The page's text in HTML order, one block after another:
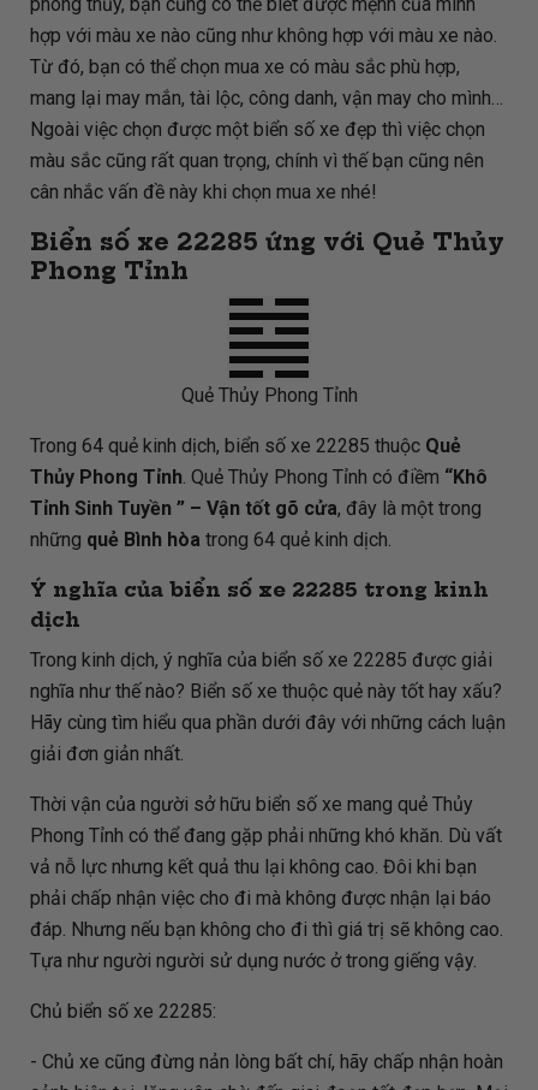
hợp với màu xe nào cũng như không hợp với màu xe nào.
Từ đó, bạn có thể chọn mua xe có màu sắc phù hợp,
mang lại may mắn, tài lộc, công danh, vận may cho mình…
Ngoài việc chọn được một biển số xe đẹp thì việc chọn
màu sắc cũng rất quan trọng, chính vì thế bạn cũng nên
cân nhắc vấn đề này khi chọn mua xe nhé!
Biển số xe 22285 ứng với Quẻ Thủy
Phong Tỉnh
Quẻ Thủy Phong Tỉnh
Trong 64 quẻ kinh dịch, biển số xe 22285 thuộc Quẻ
Thủy Phong Tỉnh. Quẻ Thủy Phong Tỉnh có điềm “Khô
Tỉnh Sinh Tuyền ” – Vận tốt gõ cửa, đây là một trong
những quẻ Bình hòa trong 64 quẻ kinh dịch.
Ý nghĩa của biển số xe 22285 trong kinh
dịch
Trong kinh dịch, ý nghĩa của biển số xe 22285 được giải
nghĩa như thế nào? Biển số xe thuộc quẻ này tốt hay xấu?
Hãy cùng tìm hiểu qua phần dưới đây với những cách luận
giải đơn giản nhất.
Thời vận của người sở hữu biển số xe mang quẻ Thủy
Phong Tỉnh có thể đang gặp phải những khó khăn. Dù vất
vả nỗ lực nhưng kết quả thu lại không cao. Đôi khi bạn
phải chấp nhận việc cho đi mà không được nhận lại báo
đáp. Nhưng nếu bạn không cho đi thì giá trị sẽ không cao.
Tựa như người người sử dụng nước ở trong giếng vậy.
Chủ biển số xe 22285:
- Chủ xe cũng đừng nản lòng bất chí, hãy chấp nhận hoàn